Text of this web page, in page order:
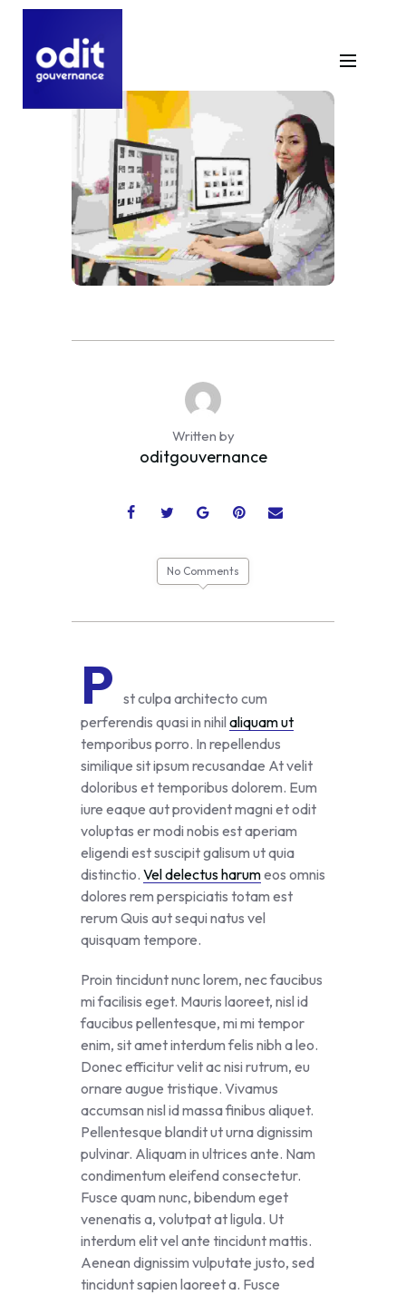
Written by
oditgouvernance
No Comments
P st culpa architecto cum
perferendis quasi in nihil aliquam ut
temporibus porro. In repellendus
similique sit ipsum recusandae At velit
doloribus et temporibus dolorem. Eum
iure eaque aut provident magni et odit
voluptas er modi nobis est aperiam
eligendi est suscipit galisum ut quia
distinctio. Vel delectus harumeos omnis
dolores rem perspiciatis totam est
rerum Quis aut sequi natus vel
quisquam tempore.
Proin tincidunt nunc lorem, nec faucibus
mi facilisis eget. Mauris laoreet, nisl id
faucibus pellentesque, mi mi tempor
enim, sit amet interdum felis nibh a leo.
Donec efficitur velit ac nisi rutrum, eu
ornare augue tristique. Vivamus
accumsan nisl id massa finibus aliquet.
Pellentesque blandit ut urna dignissim
pulvinar. Aliquam in ultrices ante. Nam
condimentum eleifend consectetur.
Fusce quam nunc, bibendum eget
venenatis a, volutpat at ligula. Ut
interdum elit vel ante tincidunt mattis.
Aenean dignissim vulputate justo, sed
tincidunt sapien laoreet a. Fusce